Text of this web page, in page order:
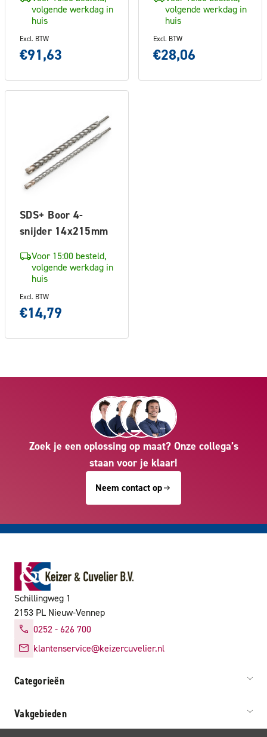
volgende werkdag in
huis
Excl. BTW
€91,63
volgende werkdag in
huis
Excl. BTW
€28,06
SDS+ Boor 4-
snijder 14x215mm
Voor 15:00 besteld,
volgende werkdag in
huis
Excl. BTW
€14,79
Zoek je een oplossing op maat? Onze collega’s
staan voor je klaar!
Neem contact op
Schillingweg 1
2153 PL Nieuw-Vennep
0252 - 626 700
klantenservice@keizercuvelier.nl
Categorieën
Vakgebieden